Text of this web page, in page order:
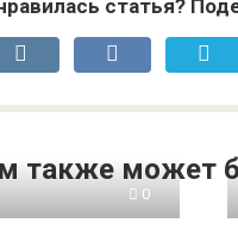
статья?
также может
0